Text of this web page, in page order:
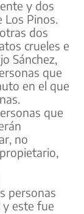
y dos
Pinos.
dos
crueles e
Sánchez,
que
en el que
que
no
personas
y este fue